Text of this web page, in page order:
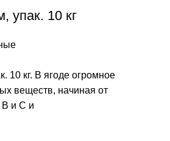
упак. 10 кг
10 кг. В ягоде огромное
веществ, начиная от
В и С и